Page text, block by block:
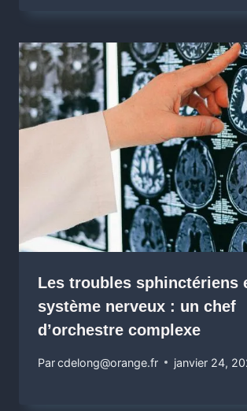
Les troubles sphinctériens
système nerveux : un chef
d’orchestre complexe
Parcdelong@orange.fr janvier 24,